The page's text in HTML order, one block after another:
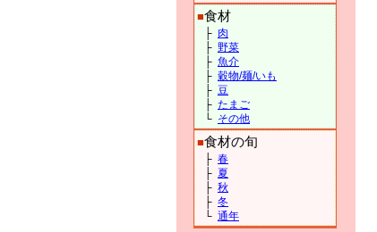
■食材
├ 肉
├ 野菜
├ 魚介
├ 穀物/麺/いも
├ 豆
├ たまご
└ その他
■食材の旬
├ 春
├ 夏
├ 秋
├ 冬
└ 通年